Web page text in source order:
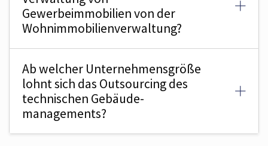
Gewerbeimmobilien von der
Wohnimmobilien­verwaltung?
Ab welcher Unternehmens­größe
lohnt sich das Outsourcing des
technischen Gebäude­
managements?